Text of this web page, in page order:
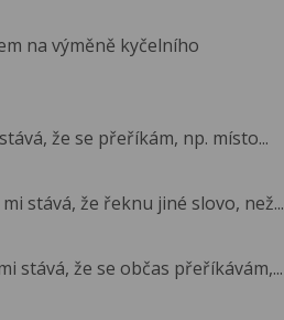
na výměně kyčelního
že se přeříkám, np. místo...
stává, že řeknu jiné slovo, než...
stává, že se občas přeříkávám,...